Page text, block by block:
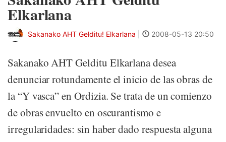
Elkarlana
Sakanako AHT Gelditu! Elkarlana 2008-05-13 20:50
Sakanako AHT Gelditu Elkarlana desea
denunciar rotundamente el inicio de las obras de
la “Y vasca” en Ordizia. Se trata de un comienzo
de obras envuelto en oscurantismo e
irregularidades: sin haber dado respuesta alguna